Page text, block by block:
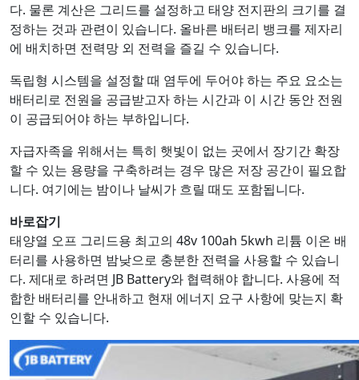
다. 물론 계산은 그리드를 설정하고 태양 전지판의 크기를 결
정하는 것과 관련이 있습니다. 올바른 배터리 뱅크를 제자리
에 배치하면 전력망 외 전력을 즐길 수 있습니다.
독립형 시스템을 설정할 때 염두에 두어야 하는 주요 요소는
배터리로 전원을 공급받고자 하는 시간과 이 시간 동안 전원
이 공급되어야 하는 부하입니다.
자급자족을 위해서는 특히 햇빛이 없는 곳에서 장기간 확장
할 수 있는 용량을 구축하려는 경우 많은 저장 공간이 필요합
니다. 여기에는 밤이나 날씨가 흐릴 때도 포함됩니다.
바로잡기
태양열 오프 그리드용 최고의 48v 100ah 5kwh 리튬 이온 배
터리를 사용하면 밤낮으로 충분한 전력을 사용할 수 있습니
다. 제대로 하려면 JB Battery와 협력해야 합니다. 사용에 적
합한 배터리를 안내하고 현재 에너지 요구 사항에 맞는지 확
인할 수 있습니다.